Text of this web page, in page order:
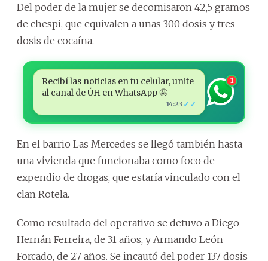
Del poder de la mujer se decomisaron 42,5 gramos
de chespi, que equivalen a unas 300 dosis y tres
dosis de cocaína.
Recibí las noticias en tu celular, unite
al canal de ÚH en WhatsApp 🤩
14:23 ✓✓
1
En el barrio Las Mercedes se llegó también hasta
una vivienda que funcionaba como foco de
expendio de drogas, que estaría vinculado con el
clan Rotela.
Como resultado del operativo se detuvo a Diego
Hernán Ferreira, de 31 años, y Armando León
Forcado, de 27 años. Se incautó del poder 137 dosis